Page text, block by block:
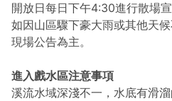
開放日每日下午4:30進行散場宣
如因山區驟下豪大雨或其他天
現場公告為主。
進入戲水區注意事項
溪流水域深淺不一，水底有滑